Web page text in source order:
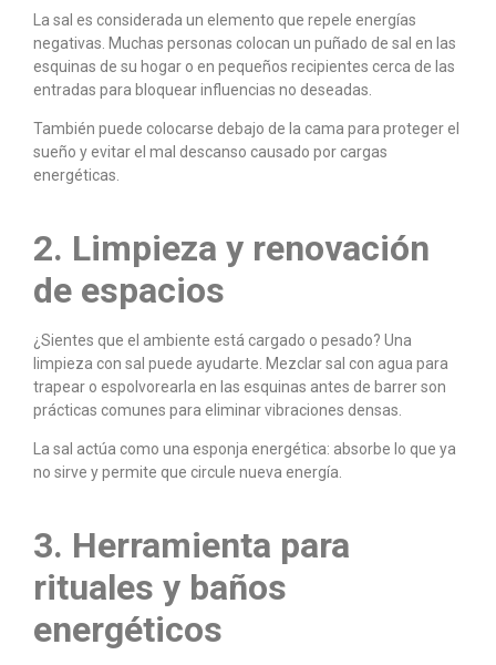
La sal es considerada un elemento que repele energías
negativas. Muchas personas colocan un puñado de sal en las
esquinas de su hogar o en pequeños recipientes cerca de las
entradas para bloquear influencias no deseadas.
También puede colocarse debajo de la cama para proteger el
sueño y evitar el mal descanso causado por cargas
energéticas.
2. Limpieza y renovación
de espacios
¿Sientes que el ambiente está cargado o pesado? Una
limpieza con sal puede ayudarte. Mezclar sal con agua para
trapear o espolvorearla en las esquinas antes de barrer son
prácticas comunes para eliminar vibraciones densas.
La sal actúa como una esponja energética: absorbe lo que ya
no sirve y permite que circule nueva energía.
3. Herramienta para
rituales y baños
energéticos